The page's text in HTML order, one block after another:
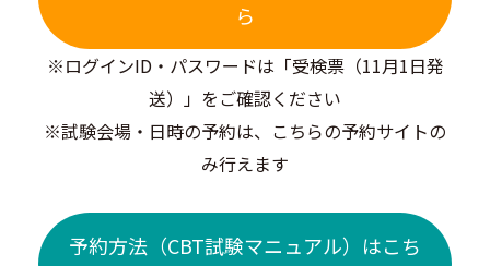
ら
※ログインID・パスワードは「受検票（11月1日発
送）」をご確認ください
※試験会場・日時の予約は、こちらの予約サイトの
み行えます
予約方法（CBT試験マニュアル）はこち